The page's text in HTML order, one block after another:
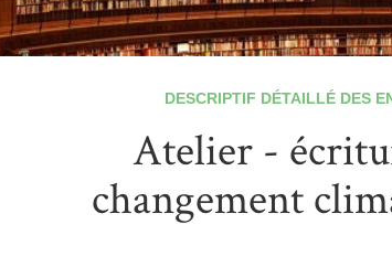
DESCRIPTIF DÉTAILLÉ DES
Atelier -
changement